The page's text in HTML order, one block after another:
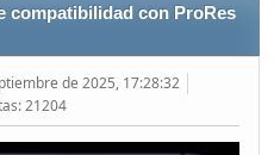
compatibilidad con ProRes
de 2025, 17:28:32
21204